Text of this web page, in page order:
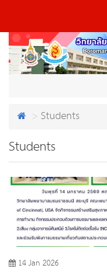
Students
Students
14 Jan 2026